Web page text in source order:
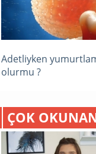
Adetliyken
olurmu ?
ÇOK